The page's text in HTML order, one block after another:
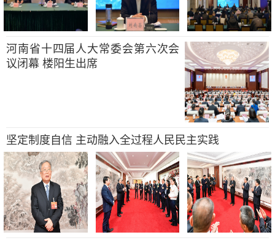
河南省十四届人大常委会第六次会
议闭幕 楼阳生出席
坚定制度自信 主动融入全过程人民民主实践